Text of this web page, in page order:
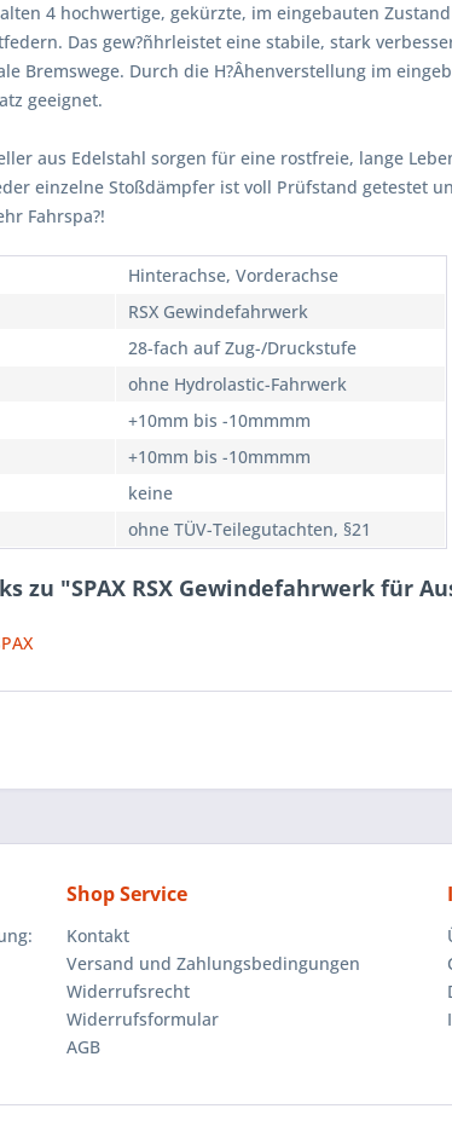
4 hochwertige, gekürzte, im eingebauten
Das gew?ñhrleistet eine stabile, stark
Bremswege. Durch die H?Âhenverstellung im
geeignet.
aus Edelstahl sorgen für eine rostfreie, lange
einzelne Stoßdämpfer ist voll Prüfstand getestet
Fahrspa?!
Hinterachse, Vorderachse
RSX Gewindefahrwerk
28-fach auf Zug-/Druckstufe
ohne Hydrolastic-Fahrwerk
+10mm bis -10mmmm
+10mm bis -10mmmm
keine
ohne TÜV-Teilegutachten, §21
zu "SPAX RSX Gewindefahrwerk für
Shop Service
Kontakt
Versand und Zahlungsbedingungen
Widerrufsrecht
Widerrufsformular
AGB